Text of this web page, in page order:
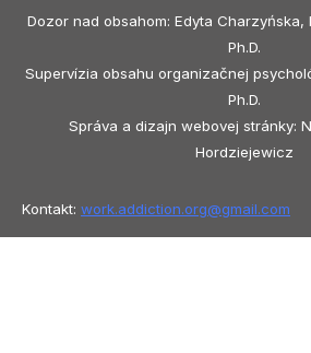
Dozor nad obsahom: Edyta Charzyńska,
Ph.D.
Supervízia obsahu organizačnej
Ph.D.
Správa a dizajn webovej stránky:
Hordziejewicz
Kontakt: work.addiction.org@gmail.com